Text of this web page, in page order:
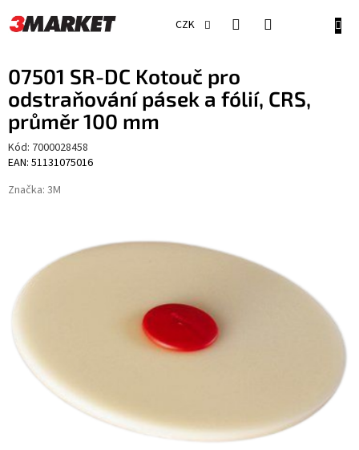
na
obsah
CZK
07501 SR-DC Kotouč pro
odstraňování pásek a fólií, CRS,
průměr 100 mm
Kód: 7000028458
EAN: 51131075016
Značka: 3M